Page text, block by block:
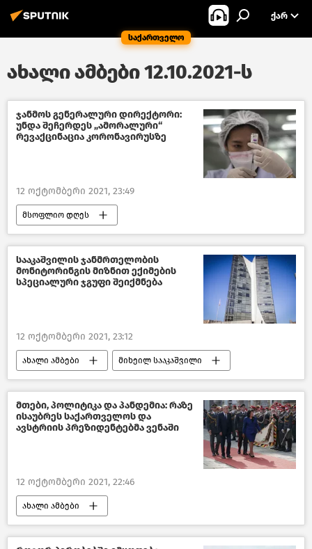
საქართველო
ᲥᲐᲠ
ახალი ამბები 12.10.2021-ს
ჯანმოს გენერალური დირექტორი:
უნდა შეჩერდეს „ამორალური“
რევაქცინაცია კორონავირუსზე
12 ოქტომბერი 2021, 23:49
მსოფლიო დღეს
მსოფლიოს ახალი ამბები
სააკაშვილის ჯანმრთელობის
მონიტორინგის მიზნით ექიმების
სპეციალური ჯგუფი შეიქმნება
12 ოქტომბერი 2021, 23:12
ახალი ამბები მიხეილ სააკაშვილი
პოლიტიკა საქართველოში
მთები, პოლიტიკა და პანდემია: რაზე
ისაუბრეს საქართველოს და
ავსტრიის პრეზიდენტებმა ვენაში
12 ოქტომბერი 2021, 22:46
ახალი ამბები
საქართველოს პრეზიდენტი